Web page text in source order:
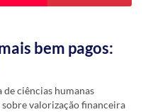
bem pagos:
ciências humanas
valorização financeira